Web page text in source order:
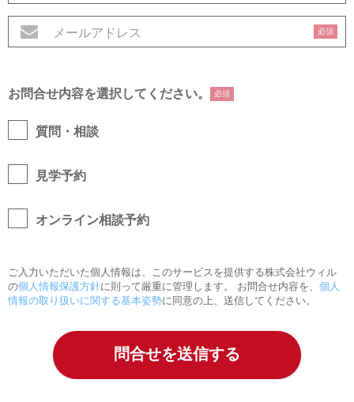
必須
お問合せ内容を選択してください。 必須
質問・相談
見学予約
オンライン相談予約
ご入力いただいた個人情報は、このサービスを提供する株式会社ウィル
の個人情報保護方針に則って厳重に管理します。 お問合せ内容を、 個人
情報の取り扱いに関する基本姿勢に同意の上、送信してください。